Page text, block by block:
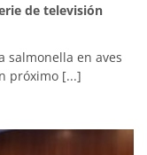
de televisión
salmonella en aves
próximo [...]